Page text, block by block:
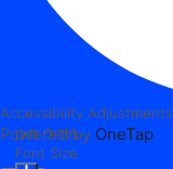
Accessibility Adjustments
Powered by OneTap
מודולי תוכן
Font Size